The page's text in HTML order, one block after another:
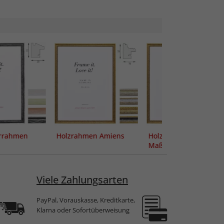
Holzrahmen Amiens
Holzrahmen
Maßanfertigung
Viele Zahlungsarten
PayPal, Vorauskasse, Kreditkarte,
Klarna oder Sofortüberweisung